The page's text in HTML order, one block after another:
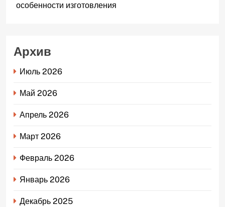
особенности изготовления
Архив
Июль 2026
Май 2026
Апрель 2026
Март 2026
Февраль 2026
Январь 2026
Декабрь 2025